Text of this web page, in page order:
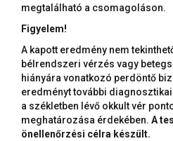
megtalálható a csomagoláson.
Figyelem!
A kapott eredmény nem
bélrendszeri vérzés vagy
hiányára vonatkozó perdöntő
eredményt további
a székletben lévő okkult vér
meghatározása érdekében. A
önellenőrzési célra készült.